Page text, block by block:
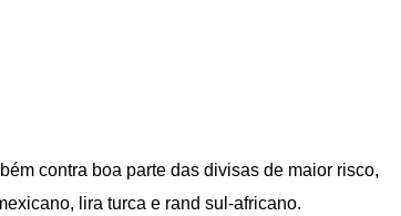
contra boa parte das divisas de maior risco,
lira turca e rand sul-africano.